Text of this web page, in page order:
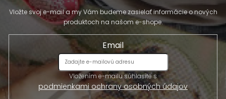
Vložte svoj e-mail a my Vám budeme zasielať informácie o nových
produktoch na našom e-shope.
Email
Vložením e-mailu súhlasíte s
podmienkami ochrany osobných údajov